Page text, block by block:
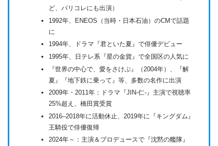
ど、パリコレにも出演）
1992年、ENEOS（当時・日本石油）のCMで話題
に
1994年、ドラマ『君といた夏』で俳優デビュー
1995年、日テレ系『星の金貨』で全国区の人気に
『世界の中心で、愛をさけぶ』（2004年）、『解
夏』『地下鉄に乗って』等、多数の名作に出演
2009年・2011年：ドラマ『JIN‑仁‑』主演で視聴率
25%超え、橋田賞受賞
2016–2018年に活動休止、2019年に『キングダム』
王騎役で俳優復帰
2024年～：主演＆プロデュースで『沈黙の艦隊』